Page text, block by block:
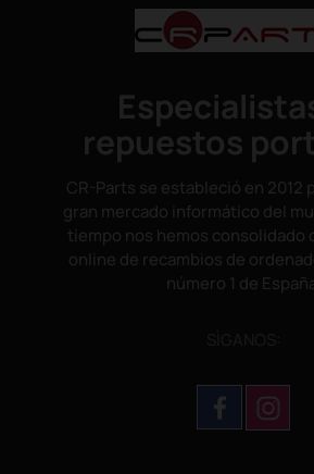
repuestos
CR-Parts se estableció en 2012
gran mercado informático del
tiempo nos hemos consolidado
online de recambios de
número 1 de